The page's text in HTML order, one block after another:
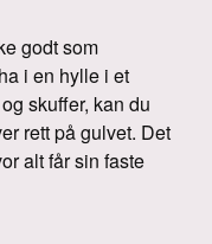
godt som
i en hylle i et
skuffer, kan du
rett på gulvet. Det
alt får sin faste